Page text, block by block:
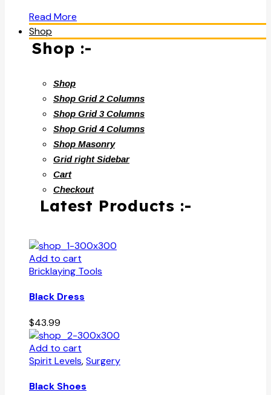
Read More
Shop
Shop :-
Shop
Shop Grid 2 Columns
Shop Grid 3 Columns
Shop Grid 4 Columns
Shop Masonry
Grid right Sidebar
Cart
Checkout
Latest Products :-
Add to cart
Bricklaying Tools
Black Dress
$43.99
Add to cart
Spirit Levels,Surgery
Black Shoes